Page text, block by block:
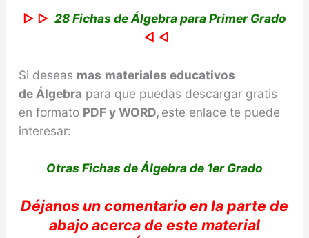
▷ ▷ 28 Fichas de Álgebra para Primer Grado
◁ ◁
Si deseas mas materiales educativos
de Álgebra para que puedas descargar gratis
en formato PDF y WORD, este enlace te puede
interesar:
Otras Fichas de Álgebra de 1er Grado
Déjanos un comentario en la parte de
abajo acerca de este material